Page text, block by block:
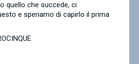
quello che succede, ci
e speriamo di capirlo il prima